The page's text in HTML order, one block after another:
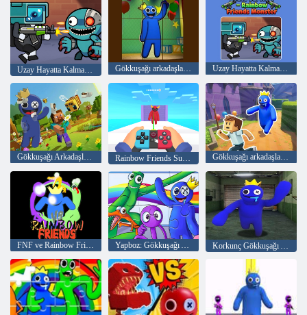
Gökkuşağı arkadaşları kayan bulmaca Uzay Hayatta Kalma - Rainbow Friends Canavar
Gökkuşağı Arkadaşları Minecraft Gizli Skibidi Gökkuşağı arkadaşları geri döner
FNF ve Rainbow Friends Yapboz: Gökkuşağı Arkadaşları 2 Korkunç Gökkuşağı Arkadaşlar